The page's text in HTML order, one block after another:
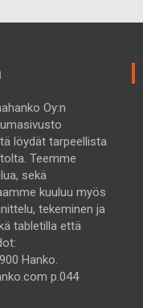
Oy:n
löydät tarpeellista
Teemme
sekä
kuuluu myös
tekeminen ja
tabletilla että
Hanko.
p.044